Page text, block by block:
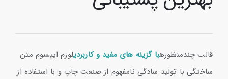
قالب چندمنظورهبا گزینه های مفید و کاربردیلورم ایپسوم متن
ساختگی با تولید سادگی نامفهوم از صنعت چاپ و با استفاده از